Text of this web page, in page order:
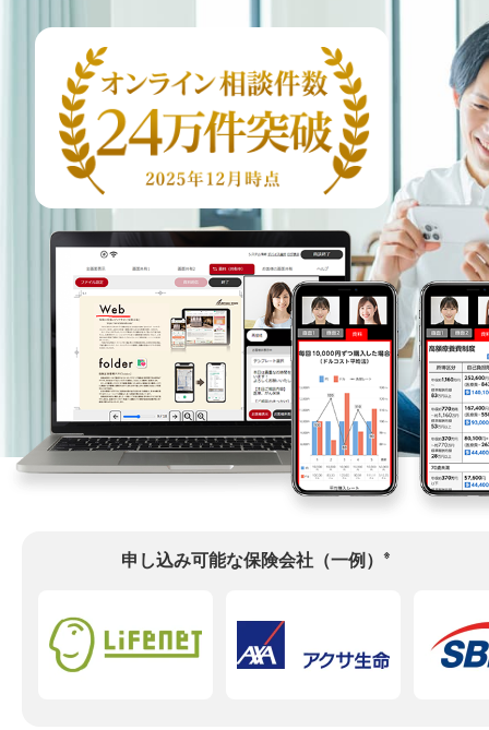
申し込み可能な保険会社（一例） ※